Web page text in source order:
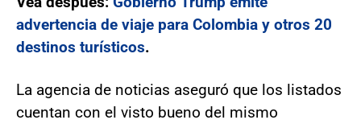
advertencia de viaje para Colombia y otros 20
destinos turísticos.
La agencia de noticias aseguró que los listados
cuentan con el visto bueno del mismo